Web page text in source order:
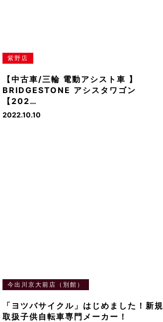
紫野店
【中古車/三輪 電動アシスト車 】
BRIDGESTONE アシスタワゴン
【202…
2022.10.10
今出川京大前店（別館）
「ヨツバサイクル」はじめました！新規
取扱子供自転車専門メーカー！